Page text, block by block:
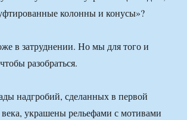
колонны и конусы»?
в затруднении. Но мы для того и
разобраться.
надгробий, сделанных в первой
украшены рельефами с мотивами